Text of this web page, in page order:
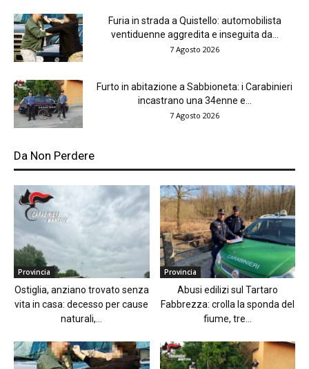
Furia in strada a Quistello: automobilista
ventiduenne aggredita e inseguita da...
7 Agosto 2026
Furto in abitazione a Sabbioneta: i Carabinieri
incastrano una 34enne e...
7 Agosto 2026
Da Non Perdere
Provincia
Ostiglia, anziano trovato senza
vita in casa: decesso per cause
naturali,...
Provincia
Abusi edilizi sul Tartaro
Fabbrezza: crolla la sponda del
fiume, tre...